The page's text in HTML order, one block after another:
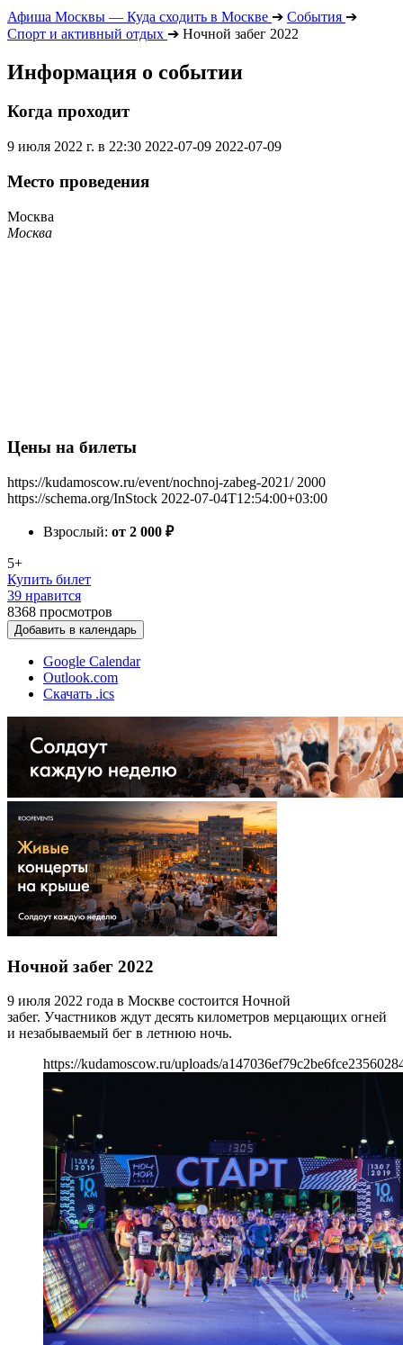
Афиша Москвы — Куда сходить в Москве ➔ События ➔
Спорт и активный отдых ➔ Ночной забег 2022
Информация о событии
Когда проходит
9 июля 2022 г. в 22:30 2022-07-09 2022-07-09
Место проведения
Москва
Москва
Цены на билеты
https://kudamoscow.ru/event/nochnoj-zabeg-2021/ 2000
https://schema.org/InStock 2022-07-04T12:54:00+03:00
Взрослый: от 2 000 ₽
5+
Купить билет
39 нравится
8368 просмотров
Добавить в календарь
Google Calendar
Outlook.com
Скачать .ics
Ночной забег 2022
9 июля 2022 года в Москве состоится Ночной
забег. Участников ждут десять километров мерцающих огней
и незабываемый бег в летнюю ночь.
https://kudamoscow.ru/uploads/